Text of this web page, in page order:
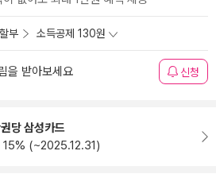
부 소득공제 130원
을 받아보세요 신청
당 삼성카드
15% (~2025.12.31)